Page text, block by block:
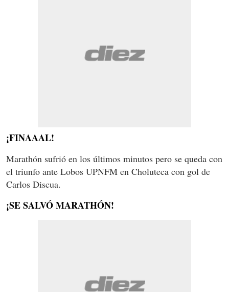
¡FINAAAL!
Marathón sufrió en los últimos minutos pero se queda con
el triunfo ante Lobos UPNFM en Choluteca con gol de
Carlos Discua.
¡SE SALVÓ MARATHÓN!